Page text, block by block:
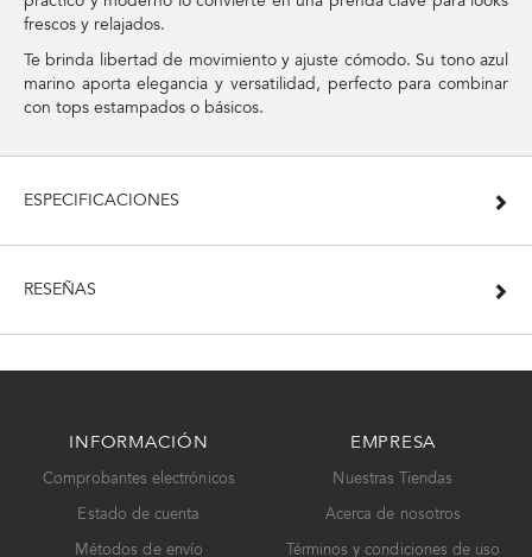
frescos y relajados.
Te brinda libertad de movimiento y ajuste cómodo. Su tono azul
marino aporta elegancia y versatilidad, perfecto para combinar
con tops estampados o básicos.
ESPECIFICACIONES
RESEÑAS
INFORMACIÓN
Comprobantes electrónicos
Estado de cuenta
Métodos de envío
EMPRESA
Nuestras Tiendas
Acerca de nosotros
Términos y condiciones de uso